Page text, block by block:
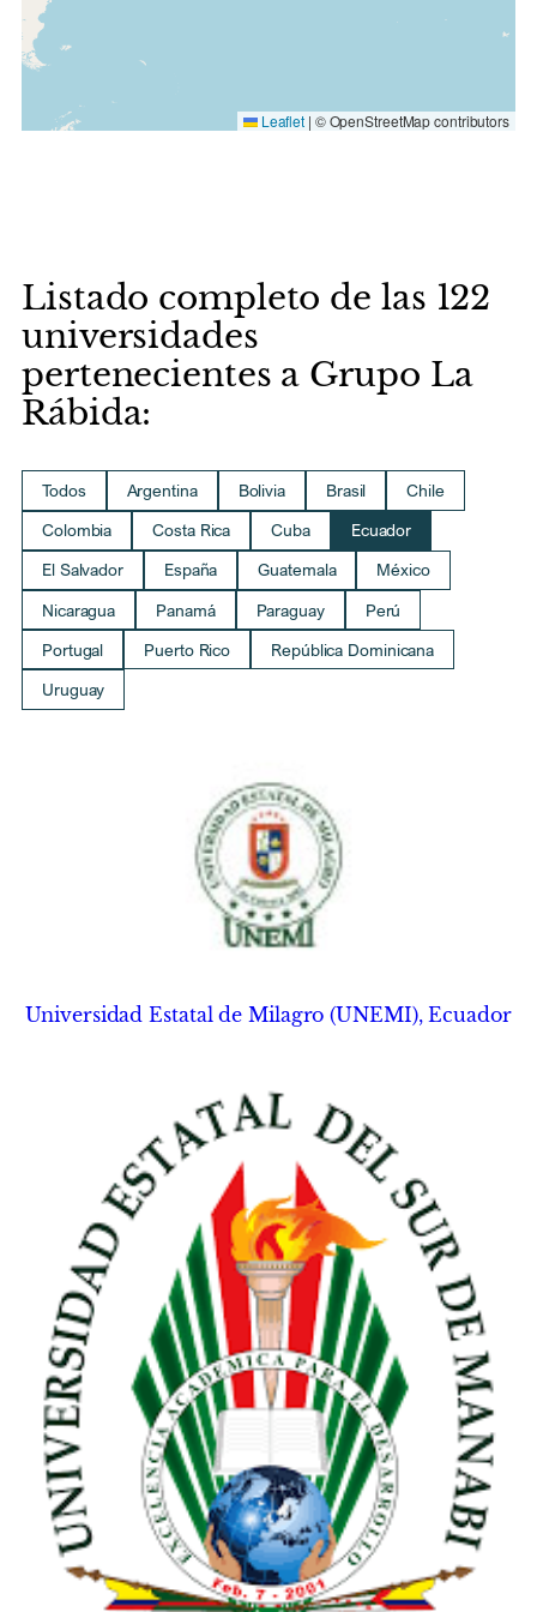
Leaflet | © OpenStreetMap contributors
Listado completo de las 122
universidades
pertenecientes a Grupo La
Rábida:
Todos Argentina Bolivia Brasil
Chile
Colombia
Costa Rica Cuba
Ecuador
El Salvador
España Guatemala
México
Nicaragua
Panamá Paraguay
Perú
Portugal
Puerto Rico
República Dominicana
Uruguay
Universidad Estatal de Milagro (UNEMI), Ecuador